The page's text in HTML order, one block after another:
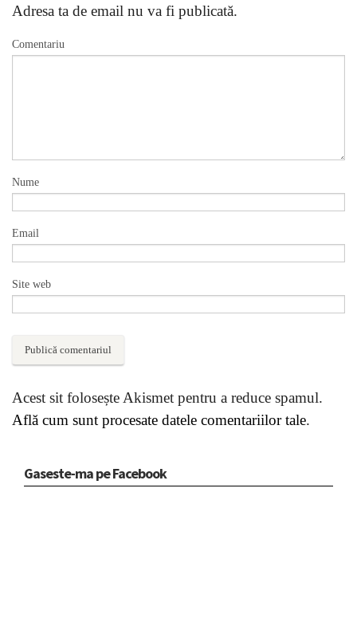
Adresa ta de email nu va fi publicată.
Comentariu
Nume
Email
Site web
Acest sit folosește Akismet pentru a reduce spamul.
Află cum sunt procesate datele comentariilor tale.
Gaseste-ma pe Facebook